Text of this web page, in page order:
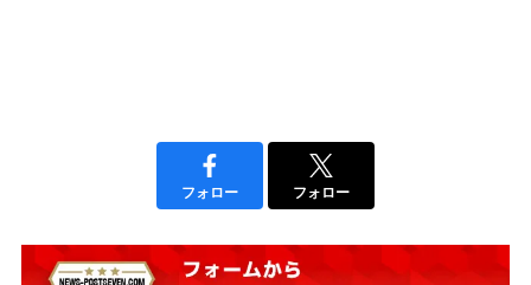
フォロー フォロー